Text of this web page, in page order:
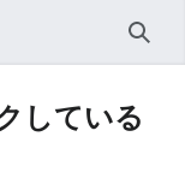
検索
している